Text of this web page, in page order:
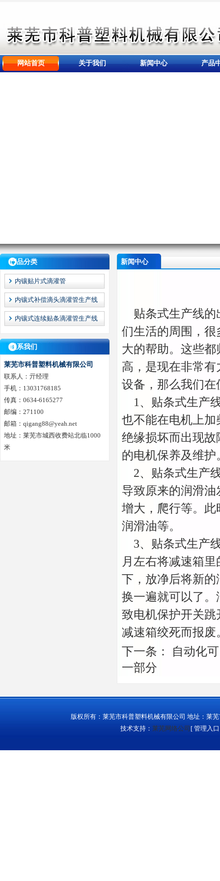
网站首页 关于我们 新闻中心 产品
产品分类
内镶贴片式滴灌管
内镶式补偿滴头滴灌管生产线
内镶式连续贴条滴灌管生产线
联系我们
莱芜市科普塑料机械有限公司
联系人：亓经理
手机：13031768185
传真：0634-6165277
邮编：271100
邮箱：qigang88@yeah.net
地址：莱芜市城西收费站北临1000
米
新闻中心
贴条式生产线的
们生活的周围，
大的帮助。这些
高，是现在非常
设备，那么我们
1、贴条式生产
也不能在电机上
绝缘损坏而出现
的电机保养及维护
2、贴条式生产
导致原来的润滑
增大，爬行等。
润滑油等。
3、贴条式生产
月左右将减速箱
下，放净后将新
换一遍就可以了
致电机保护开关
减速箱绞死而报废
下一条：
自动化
一部分
版权所有：莱芜市科普塑料机械有限公司 地址：莱
技术支持： 莱芜网络公司 [ 管理入口